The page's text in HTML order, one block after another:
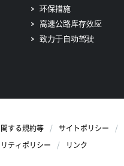
环保措施
高速公路库存效应
致力于自动驾驶
する規約等 サイトポリシー
ティポリシー リンク